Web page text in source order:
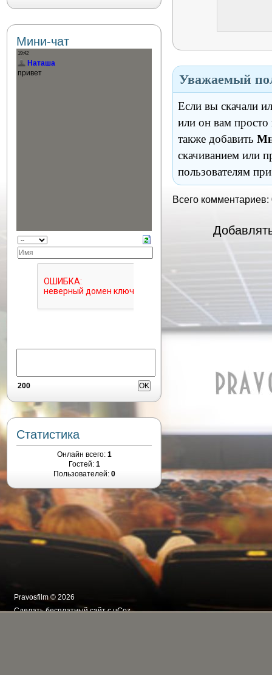
Уважаемый
Если вы скачали
или он вам просто
также добавить
скачиванием или
пользователям
Всего комментариев:
Мини-чат
200
Статистика
Онлайн всего: 1
Гостей: 1
Пользователей: 0
Pravosfilm © 2026
Сделатьбесплатный сайтсuCoz